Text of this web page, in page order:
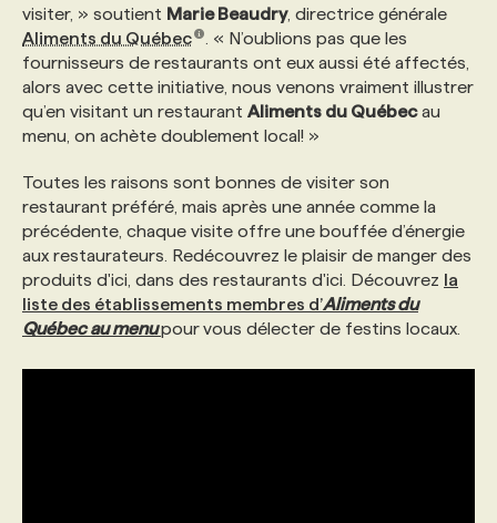
visiter, » soutient Marie Beaudry, directrice générale
Aliments du Québec
. « N’oublions pas que les
fournisseurs de restaurants ont eux aussi été affectés,
alors avec cette initiative, nous venons vraiment illustrer
qu’en visitant un restaurant Aliments du Québecau
menu, on achète doublement local! »
Toutes les raisons sont bonnes de visiter son
restaurant préféré, mais après une année comme la
précédente, chaque visite offre une bouffée d’énergie
aux restaurateurs. Redécouvrez le plaisir de manger des
produits d'ici, dans des restaurants d'ici. Découvrez la
liste des établissements membres d’Aliments du
Québec au menupourvous délecter de festins locaux.